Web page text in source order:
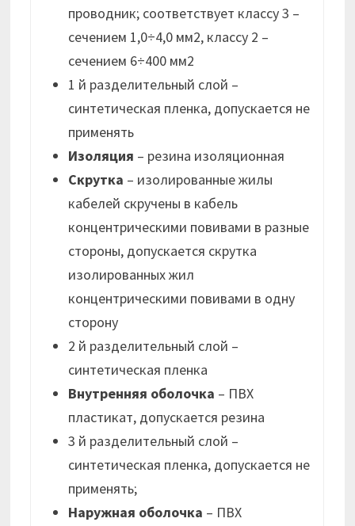
проводник; соответствует классу 3 –
сечением 1,0÷4,0 мм2, классу 2 –
сечением 6÷400 мм2
1 й разделительный слой –
синтетическая пленка, допускается не
применять
Изоляция – резина изоляционная
Скрутка – изолированные жилы
кабелей скручены в кабель
концентрическими повивами в разные
стороны, допускается скрутка
изолированных жил
концентрическими повивами в одну
сторону
2 й разделительный слой –
синтетическая пленка
Внутренняя оболочка – ПВХ
пластикат, допускается резина
3 й разделительный слой –
синтетическая пленка, допускается не
применять;
Наружная оболочка – ПВХ